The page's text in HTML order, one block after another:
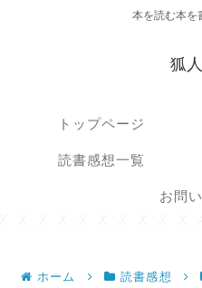
本を読む本を
狐
トップページ
読書感想一覧
お問
ホーム 読書感想